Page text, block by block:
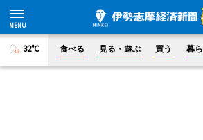
32°C 食べる 見る・遊ぶ 買う 暮